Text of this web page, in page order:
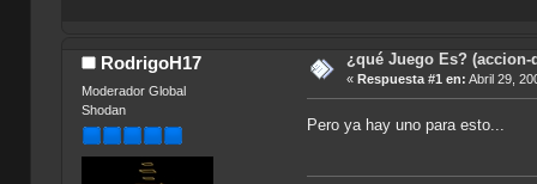
RodrigoH17
Moderador Global
Shodan
¿qué Juego Es? (accion-
« Respuesta #1 en: Abril 29,
Pero ya hay uno para esto...